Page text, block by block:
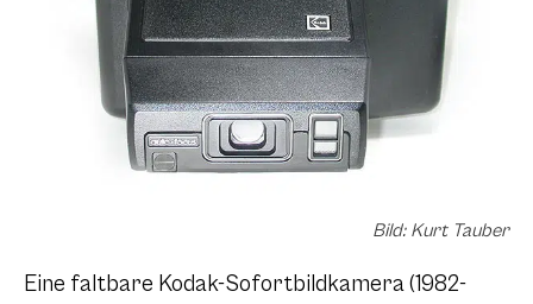
Bild: Kurt Tauber
Eine faltbare Kodak-Sofortbildkamera (1982-